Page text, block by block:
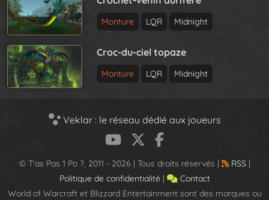
Monture LQR Midnight
Croc-du-ciel topaze
Monture LQR Midnight
Veklar : le réseau dédié aux joueurs
© T'as Pas 1 Po ?, 2011 - 2026 | Tous droits réservés | RSS|
Politique de confidentialité|
Contact
World of Warcraft et Blizzard Entertainment sont des marques ou